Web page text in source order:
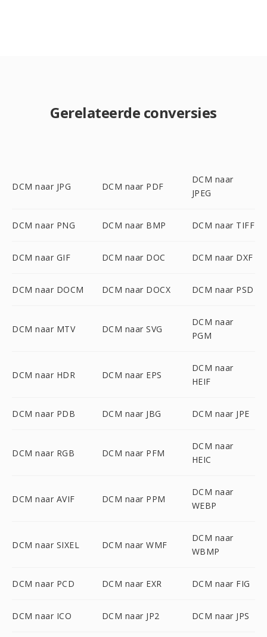
Gerelateerde conversies
DCM naar JPG DCM naar PDF
DCM naar
JPEG
DCM naar PNG DCM naar BMP DCM naar TIFF
DCM naar GIF DCM naar DOC DCM naar DXF
DCM naar DOCM DCM naar DOCX DCM naar PSD
DCM naar MTV DCM naar SVG
DCM naar
PGM
DCM naar HDR DCM naar EPS
DCM naar
HEIF
DCM naar PDB DCM naar JBG DCM naar JPE
DCM naar RGB DCM naar PFM
DCM naar
HEIC
DCM naar AVIF DCM naar PPM
DCM naar
WEBP
DCM naar SIXEL DCM naar WMF
DCM naar
WBMP
DCM naar PCD DCM naar EXR DCM naar FIG
DCM naar ICO DCM naar JP2 DCM naar JPS